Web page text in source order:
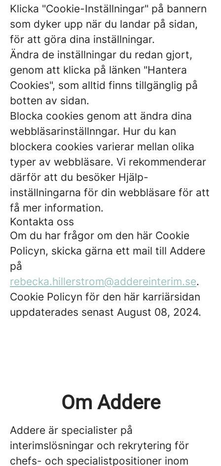
Klicka "Cookie-Inställningar" på bannern
som dyker upp när du landar på sidan,
för att göra dina inställningar.
Ändra de inställningar du redan gjort,
genom att klicka på länken "Hantera
Cookies", som alltid finns tillgänglig på
botten av sidan.
Blocka cookies genom att ändra dina
webbläsarinställnngar. Hur du kan
blockera cookies varierar mellan olika
typer av webbläsare. Vi rekommenderar
därför att du besöker Hjälp-
inställningarna för din webbläsare för att
få mer information.
Kontakta oss
Om du har frågor om den här Cookie
Policyn, skicka gärna ett mail till Addere
på
rebecka.hillerstrom@addereinterim.se.
Cookie Policyn för den här karriärsidan
uppdaterades senast August 08, 2024.
Om Addere
Addere är specialister på
interimslösningar och rekrytering för
chefs- och specialistpositioner inom